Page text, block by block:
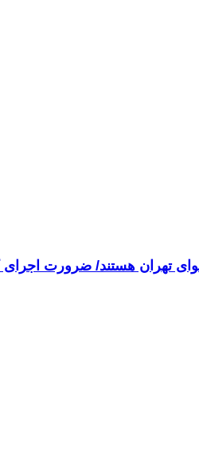
تهران هستند/ ضرورت اجرای